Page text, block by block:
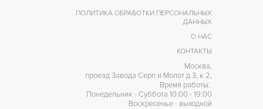
ПОЛИТИКА ОБРАБОТКИ ПЕРСОНАЛЬНЫХ
ДАННЫХ
О НАС
КОНТАКТЫ
Москва,
проезд Завода Серп и Молот д 3, к 2,
Время работы:
Понедельник - Суббота 10:00 - 19:00
Воскресенье - выходной